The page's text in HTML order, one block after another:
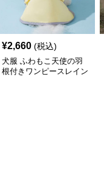
¥2,660 (税込)
犬服 ふわもこ天使の羽
根付きワンピースレイン